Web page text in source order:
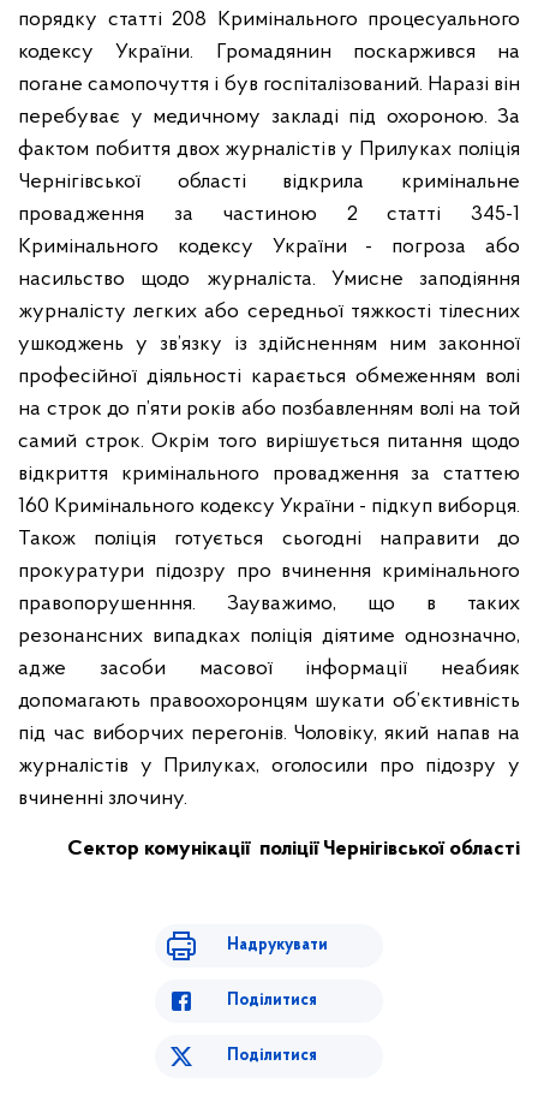
порядку статті 208 Кримінального процесуального
кодексу України. Громадянин поскаржився на
погане самопочуття і був госпіталізований. Наразі він
перебуває у медичному закладі під охороною. За
фактом побиття двох журналістів у Прилуках поліція
Чернігівської області відкрила кримінальне
провадження за частиною 2 статті 345-1
Кримінального кодексу України - погроза або
насильство щодо журналіста. Умисне заподіяння
журналісту легких або середньої тяжкості тілесних
ушкоджень у зв’язку із здійсненням ним законної
професійної діяльності карається обмеженням волі
на строк до п’яти років або позбавленням волі на той
самий строк. Окрім того вирішується питання щодо
відкриття кримінального провадження за статтею
160 Кримінального кодексу України - підкуп виборця.
Також поліція готується сьогодні направити до
прокуратури підозру про вчинення кримінального
правопорушенння. Зауважимо, що в таких
резонансних випадках поліція діятиме однозначно,
адже засоби масової інформації неабияк
допомагають правоохоронцям шукати об’єктивність
під час виборчих перегонів. Чоловіку, який напав на
журналістів у Прилуках, оголосили про підозру у
вчиненні злочину.
Сектор комунікаціїполіції Чернігівської області
Надрукувати
Поділитися
Поділитися